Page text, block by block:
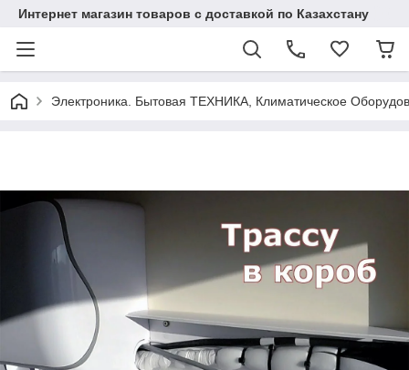
Интернет магазин товаров с доставкой по Казахстану
Электроника. Бытовая ТЕХНИКА, Климатическое